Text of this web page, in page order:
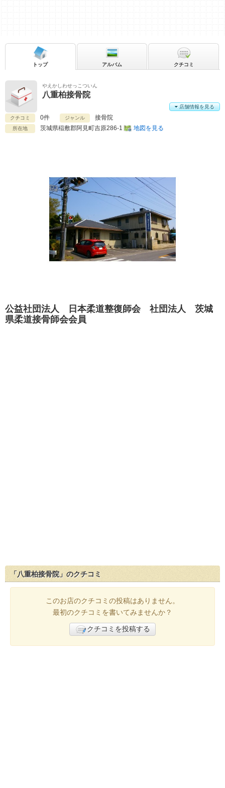
やえかしわせっこついん
八重柏接骨院
クチコミ 0件 ジャンル 接骨院
所在地 茨城県稲敷郡阿見町吉原286-1 地図を見る
店舗情報を見る
トップ アルバム クチコミ
公益社団法人 日本柔道整復師会 社団法人 茨城
県柔道接骨師会会員
「八重柏接骨院」のクチコミ
このお店のクチコミの投稿はありません。
最初のクチコミを書いてみませんか？
クチコミを投稿する